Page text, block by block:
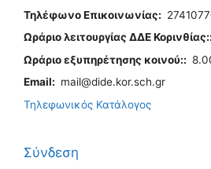
Τηλέφωνo Επικοινωνίας:
Ωράριο λειτουργίας ΔΔΕ Κορινθίας::
Ωράριο εξυπηρέτησης κοινού::
Email: mail@dide.kor.sch.gr
Τηλεφωνικός Κατάλογος
Σύνδεση